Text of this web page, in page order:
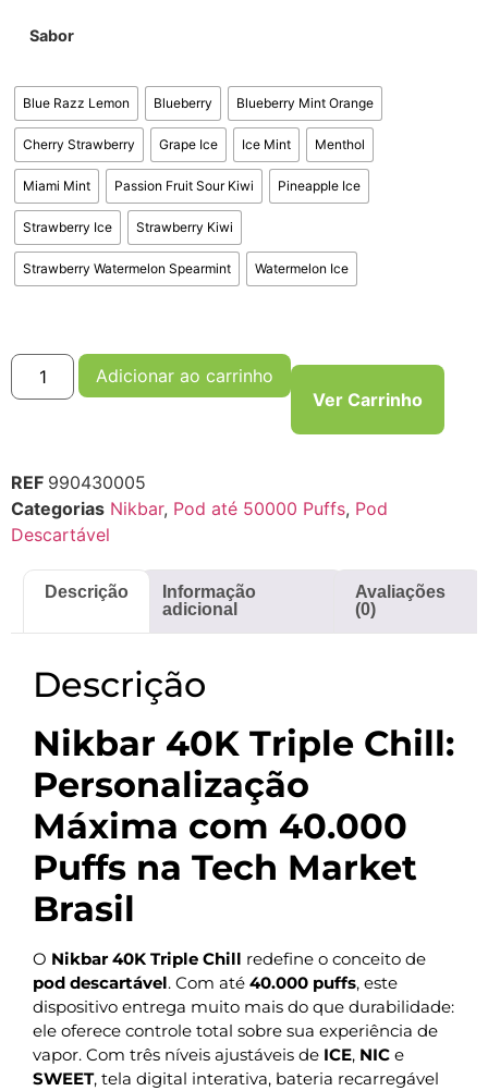
Sabor
Blue Razz Lemon Blueberry Blueberry Mint Orange
Cherry Strawberry Grape Ice Ice Mint Menthol
Miami Mint Passion Fruit Sour Kiwi Pineapple Ice
Strawberry Ice Strawberry Kiwi
Strawberry Watermelon Spearmint Watermelon Ice
Adicionar ao carrinho
Ver Carrinho
REF 990430005
Categorias Nikbar, Pod até 50000 Puffs, Pod
Descartável
Descrição
Informação
adicional
Avaliações
(0)
Descrição
Nikbar 40K Triple Chill:
Personalização
Máxima com 40.000
Puffs na Tech Market
Brasil
O Nikbar 40K Triple Chill redefine o conceito de
pod descartável. Com até 40.000 puffs, este
dispositivo entrega muito mais do que durabilidade:
ele oferece controle total sobre sua experiência de
vapor. Com três níveis ajustáveis de ICE, NIC e
SWEET, tela digital interativa, bateria recarregável